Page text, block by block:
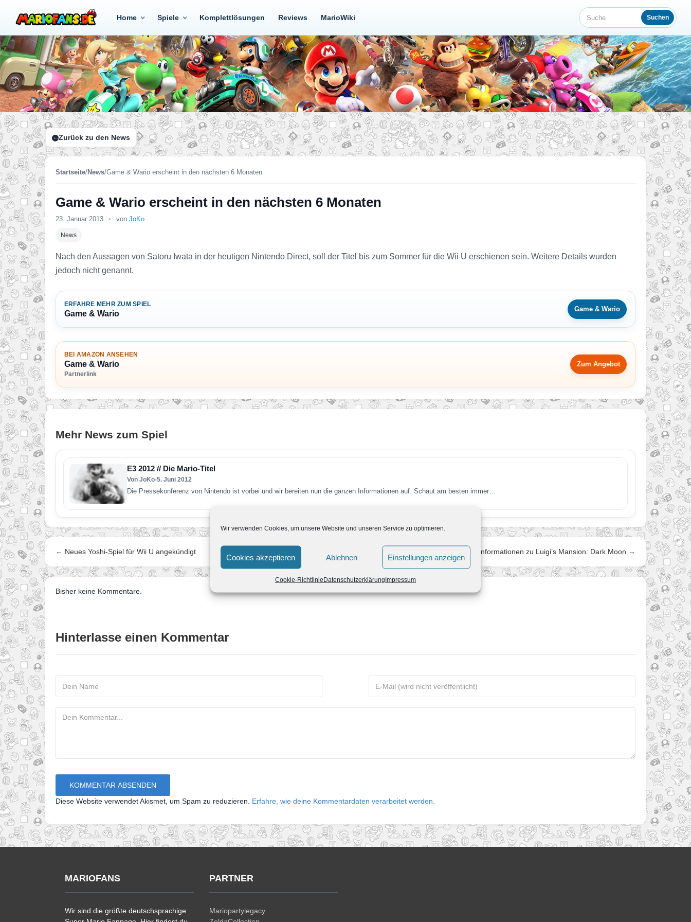
Wir verwenden Cookies, um unsere Website und unseren Service zu optimieren.
Cookies akzeptieren Ablehnen Einstellungen anzeigen
Cookie-RichtlinieDatenschutzerklärungImpressum
Home Spiele Komplettlösungen Reviews MarioWiki Suche Suchen
Zurück zu den News
Startseite/News/Game & Wario erscheint in den nächsten 6 Monaten
Game & Wario erscheint in den nächsten 6 Monaten
23. Januar 2013 • von JoKo
News
Nach den Aussagen von Satoru Iwata in der heutigen Nintendo Direct, soll der Titel bis zum Sommer für die Wii U erschienen sein. Weitere Details wurden
jedoch nicht genannt.
ERFAHRE MEHR ZUM SPIEL
Game & Wario
Game & Wario
BEI AMAZON ANSEHEN
Game & Wario
Partnerlink
Zum Angebot
Mehr News zum Spiel
E3 2012 // Die Mario-Titel
Von JoKo•5. Juni 2012
Die Pressekonferenz von Nintendo ist vorbei und wir bereiten nun die ganzen Informationen auf. Schaut am besten immer…
← Neues Yoshi-Spiel für Wii U angekündigt Neue Informationen zu Luigi’s Mansion: Dark Moon →
Bisher keine Kommentare.
Hinterlasse einen Kommentar
Diese Website verwendet Akismet, um Spam zu reduzieren. Erfahre, wie deine Kommentardaten verarbeitet werden.
MARIOFANS
Wir sind die größte deutschsprachige
PARTNER
Mariopartylegacy